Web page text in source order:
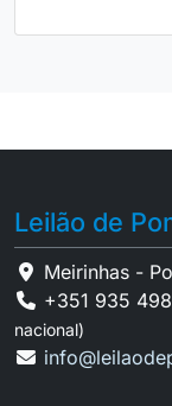
Leilão de
Meirinhas -
+351 935
nacional)